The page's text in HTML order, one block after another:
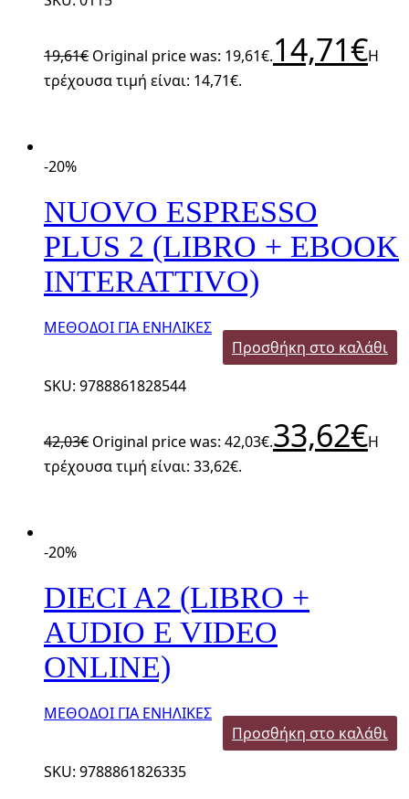
19,61€ Original price was: 19,61€.14,71€Η
τρέχουσα τιμή είναι: 14,71€.
-20%
NUOVO ESPRESSO
PLUS 2 (LIBRO + EBOOK
INTERATTIVO)
ΜΕΘΟΔΟΙ ΓΙΑ ΕΝΗΛΙΚΕΣ
Προσθήκη στο καλάθι
SKU: 9788861828544
42,03€ Original price was: 42,03€.33,62€Η
τρέχουσα τιμή είναι: 33,62€.
-20%
DIECI A2 (LIBRO +
AUDIO E VIDEO
ONLINE)
ΜΕΘΟΔΟΙ ΓΙΑ ΕΝΗΛΙΚΕΣ
Προσθήκη στο καλάθι
SKU: 9788861826335